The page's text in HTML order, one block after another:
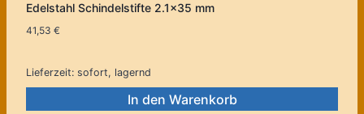
Edelstahl Schindelstifte 2.1×35 mm
41,53 €
Lieferzeit: sofort, lagernd
In den Warenkorb